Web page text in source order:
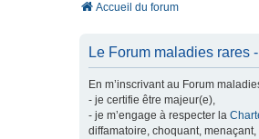
Accueil du forum
Le Forum maladies rares
En m’inscrivant au Forum
- je certifie être majeur(e),
- je m’engage à respecter la
diffamatoire, choquant,